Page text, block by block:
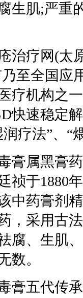
生肌;严重
疗网(太原
至全国应
疗机构之
快速稳定
疗法”、“
属黑膏药
祯于1880
中药膏剂
，采用古
腐、生肌
数。
五代传承